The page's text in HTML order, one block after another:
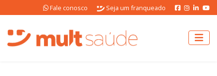
Fale conosco Seja um franqueado